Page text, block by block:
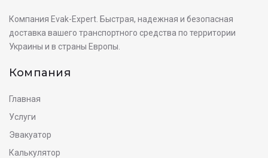
Компания Evak-Expert. Быстрая, надежная и безопасная
доставка вашего транспортного средства по территории
Украины и в страны Европы.
Компания
Главная
Услуги
Эвакуатор
Калькулятор